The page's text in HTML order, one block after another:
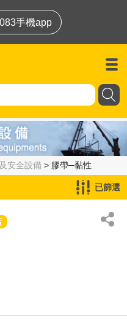
手機app
安全設備 > 膠帶─黏性
已篩選